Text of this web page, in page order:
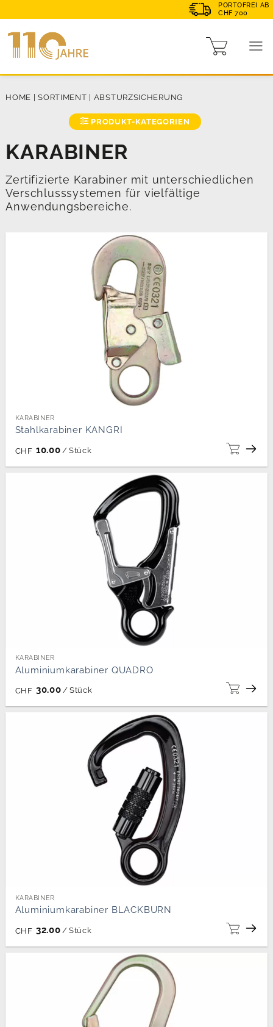
PORTOFREI AB
CHF 700
HOME |SORTIMENT | ABSTURZSICHERUNG
PRODUKT-KATEGORIEN
KARABINER
Zertifizierte Karabiner mit unterschiedlichen
Verschlusssystemen für vielfältige
Anwendungsbereiche.
KARABINER
Stahlkarabiner KANGRI
CHF 10.00 / Stück
KARABINER
Aluminiumkarabiner QUADRO
CHF 30.00 / Stück
KARABINER
Aluminiumkarabiner BLACKBURN
CHF 32.00 / Stück